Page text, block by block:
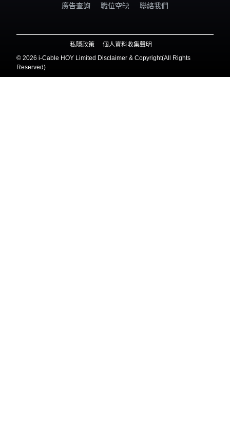
廣告查詢 職位空缺 聯絡我們
私隱政策
個人資料收集聲明
© 2026 i-Cable HOY Limited Disclaimer & Copyright(All Rights
Reserved)